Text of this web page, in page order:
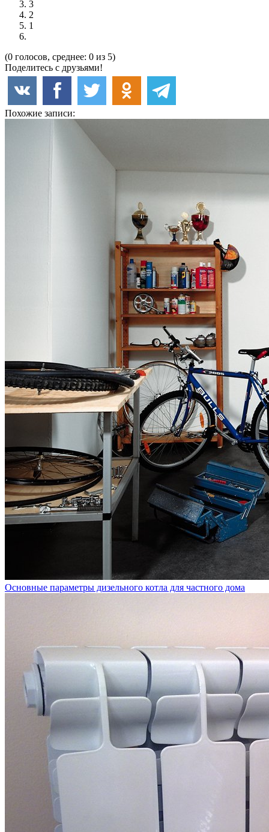
3
2
1
(0 голосов, среднее: 0 из 5)
Поделитесь с друзьями!
Похожие записи:
Основные параметры дизельного котла для частного дома